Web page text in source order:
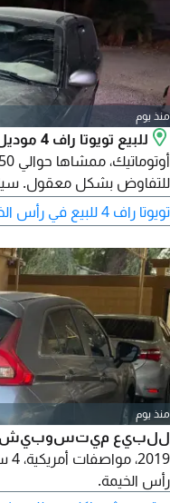
منذ يوم
للتفاوض بشكل معقول.
غيارها متوفرة واعتماديتها
فحص السيارة مرحب به.
تويوتا راف 4 للبيع في رأس الخيمة الإمارات
منذ يوم
رأس الخيمة.